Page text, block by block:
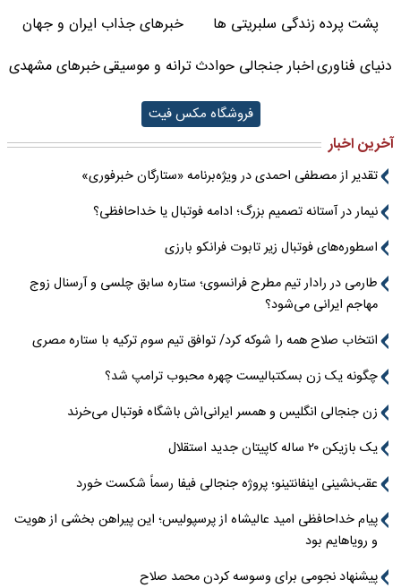
پشت پرده زندگی سلبریتی ها
خبرهای جذاب ایران و جهان
دنیای فناوریاخبار جنجالی حوادثترانه و موسیقیخبرهای مشهدی
فروشگاه مکس فیت
آخرین اخبار
تقدیر از مصطفی احمدی در ویژه‌برنامه «ستارگان خبرفوری»
نیمار در آستانه تصمیم بزرگ؛ ادامه فوتبال یا خداحافظی؟
اسطوره‌های فوتبال زیر تابوت فرانکو بارزی
طارمی در رادار تیم مطرح فرانسوی؛ ستاره سابق چلسی و آرسنال زوج
مهاجم ایرانی می‌شود؟
انتخاب صلاح همه را شوکه کرد/ توافق تیم سوم ترکیه با ستاره مصری
چگونه یک زن بسکتبالیست چهره محبوب ترامپ شد؟
زن جنجالی انگلیس و همسر ایرانی‌اش باشگاه فوتبال می‌خرند
یک بازیکن ۲۰ ساله کاپیتان جدید استقلال
عقب‌نشینی اینفانتینو؛ پروژه جنجالی فیفا رسماً شکست خورد
پیام خداحافظی امید عالیشاه از پرسپولیس؛ این پیراهن بخشی از هویت
و رویاهایم بود
پیشنهاد نجومی برای وسوسه کردن محمد صلاح